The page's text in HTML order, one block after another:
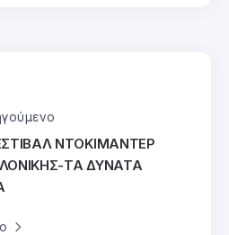
ΝΤΟΚΙΜΑΝΤΕΡ
ΤΑ ΔΥΝΑΤΑ